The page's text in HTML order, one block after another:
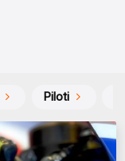
Piloti